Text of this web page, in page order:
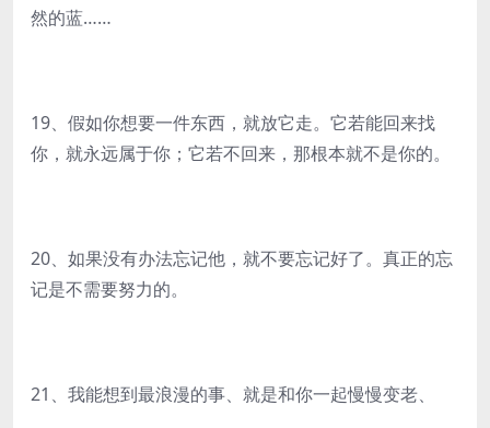
然的蓝……
19、假如你想要一件东西，就放它走。它若能回来找
你，就永远属于你；它若不回来，那根本就不是你的。
20、如果没有办法忘记他，就不要忘记好了。真正的忘
记是不需要努力的。
21、我能想到最浪漫的事、就是和你一起慢慢变老、